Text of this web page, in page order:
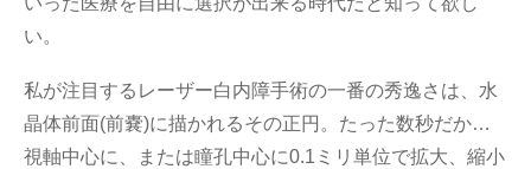
い。
私が注目するレーザー白内障手術の一番の秀逸さは、水
晶体前面(前嚢)に描かれるその正円。たった数秒だか…
視軸中心に、または瞳孔中心に0.1ミリ単位で拡大、縮小